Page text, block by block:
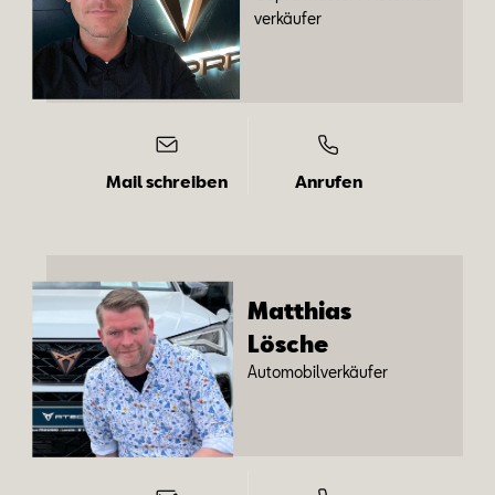
ver­käu­fer
Mail schreiben Anrufen
Mat­thi­as
Lö­sche
Au­to­mo­bil­ver­käu­fer